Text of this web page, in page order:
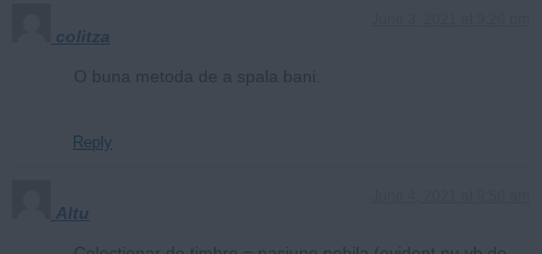
colitza
Reply
Altu